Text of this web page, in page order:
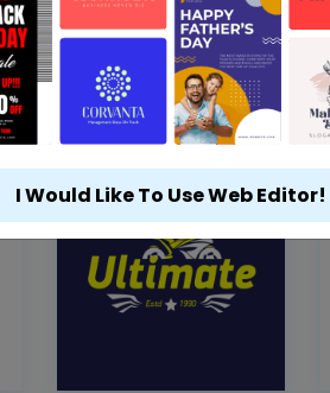
I Would Like To Use Web Editor!